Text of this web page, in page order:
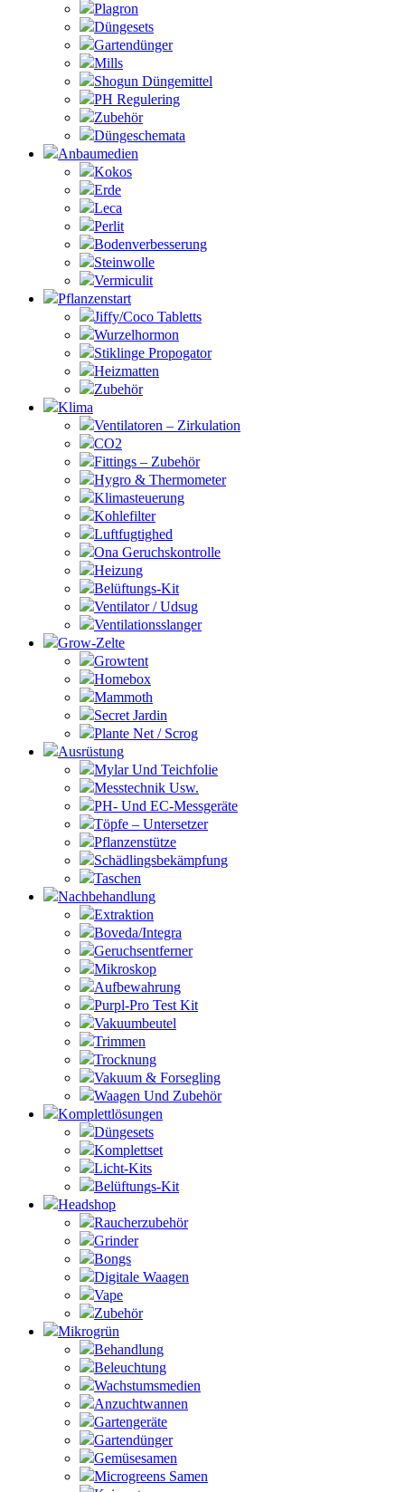
Plagron
Düngesets
Gartendünger
Mills
Shogun Düngemittel
PH Regulering
Zubehör
Düngeschemata
Anbaumedien
Kokos
Erde
Leca
Perlit
Bodenverbesserung
Steinwolle
Vermiculit
Pflanzenstart
Jiffy/Coco Tabletts
Wurzelhormon
Stiklinge Propogator
Heizmatten
Zubehör
Klima
Ventilatoren – Zirkulation
CO2
Fittings – Zubehör
Hygro & Thermometer
Klimasteuerung
Kohlefilter
Luftfugtighed
Ona Geruchskontrolle
Heizung
Belüftungs-Kit
Ventilator / Udsug
Ventilationsslanger
Grow-Zelte
Growtent
Homebox
Mammoth
Secret Jardin
Plante Net / Scrog
Ausrüstung
Mylar Und Teichfolie
Messtechnik Usw.
PH- Und EC-Messgeräte
Töpfe – Untersetzer
Pflanzenstütze
Schädlingsbekämpfung
Taschen
Nachbehandlung
Extraktion
Boveda/Integra
Geruchsentferner
Mikroskop
Aufbewahrung
Purpl-Pro Test Kit
Vakuumbeutel
Trimmen
Trocknung
Vakuum & Forsegling
Waagen Und Zubehör
Komplettlösungen
Düngesets
Komplettset
Licht-Kits
Belüftungs-Kit
Headshop
Raucherzubehör
Grinder
Bongs
Digitale Waagen
Vape
Zubehör
Mikrogrün
Behandlung
Beleuchtung
Wachstumsmedien
Anzuchtwannen
Gartengeräte
Gartendünger
Gemüsesamen
Microgreens Samen